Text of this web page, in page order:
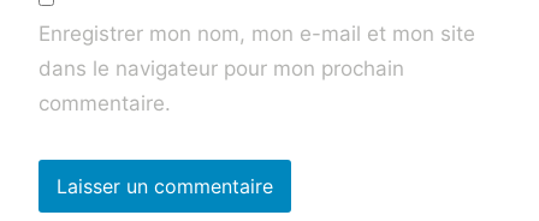
Enregistrer mon nom, mon e-mail et mon site
dans le navigateur pour mon prochain
commentaire.